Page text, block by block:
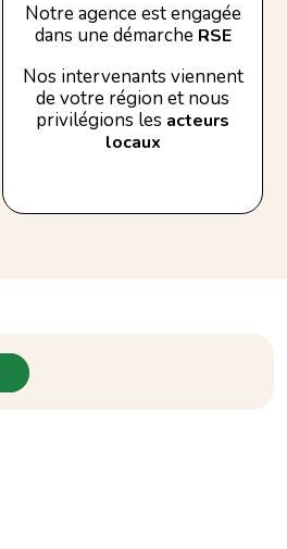
Notre agence est engagée
dans une démarche RSE
Nos intervenants viennent
de votre région et nous
privilégions les acteurs
locaux